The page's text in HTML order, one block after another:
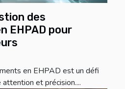
des
EHPAD pour
en EHPAD est un défi
et précision....